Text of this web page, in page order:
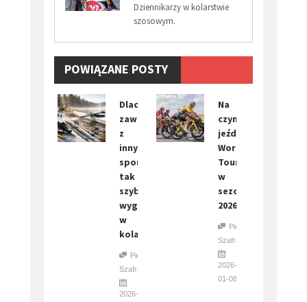
Dziennikarzy w kolarstwie
szosowym.
POWIĄZANE POSTY
Dlaczego
zawodnicy
z
innych
sportów
tak
szybko
wygrywają
w
kolarstwie
Piotr
Szafraniec
2026-
Na
czym
jeździ
World
Tour
w
sezonie
2026
Piotr
Szafraniec
2026-
01-08